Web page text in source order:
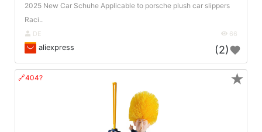
2025 New Car Schuhe Applicable to porsche plush car slippers
Raci..
DE 66
aliexpress (2)
🔗404? ★